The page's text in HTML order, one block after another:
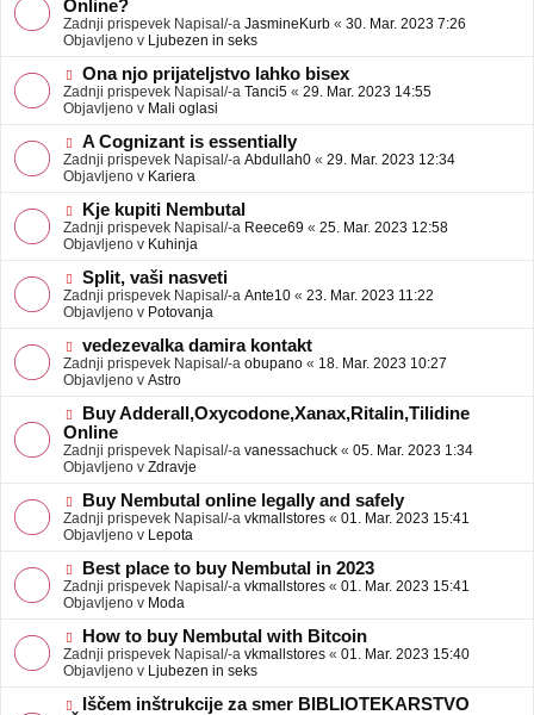
j
a
v
e
v
e
o
b
j
a
v
Online?
Zadnji prispevek Napisal/-a JasmineKurb « 30. Mar. 2023 7:26
Objavljeno v Ljubezen in seks
N
o
v
e
o
b
j
a
v
e
Ona njo prijateljstvo lahko bisex
Zadnji prispevek Napisal/-a Tanci5 « 29. Mar. 2023 14:55
Objavljeno v Mali oglasi
N
o
v
e
o
b
j
a
v
e
A Cognizant is essentially
Zadnji prispevek Napisal/-a Abdullah0 « 29. Mar. 2023 12:34
Objavljeno v Kariera
N
o
v
e
o
b
j
a
v
e
Kje kupiti Nembutal
Zadnji prispevek Napisal/-a Reece69 « 25. Mar. 2023 12:58
Objavljeno v Kuhinja
N
o
v
e
o
b
j
a
v
e
Split, vaši nasveti
Zadnji prispevek Napisal/-a Ante10 « 23. Mar. 2023 11:22
Objavljeno v Potovanja
N
o
v
e
o
b
j
a
v
e
vedezevalka damira kontakt
Zadnji prispevek Napisal/-a obupano « 18. Mar. 2023 10:27
Objavljeno v Astro
N
o
v
e
o
b
j
a
v
e
Buy Adderall,Oxycodone,Xanax,Ritalin,Tilidine
Online
Zadnji prispevek Napisal/-a vanessachuck « 05. Mar. 2023 1:34
Objavljeno v Zdravje
N
o
v
e
o
b
j
a
v
e
Buy Nembutal online legally and safely
Zadnji prispevek Napisal/-a vkmallstores « 01. Mar. 2023 15:41
Objavljeno v Lepota
N
o
v
e
o
b
j
a
v
Best place to buy Nembutal in 2023
Zadnji prispevek Napisal/-a vkmallstores « 01. Mar. 2023 15:41
Objavljeno v Moda
N
o
v
e
o
How to buy Nembutal with Bitcoin
Zadnji prispevek Napisal/-a vkmallstores « 01. Mar. 2023 15:40
Objavljeno v Ljubezen in seks
NIščem inštrukcije za smer BIBLIOTEKARSTVO